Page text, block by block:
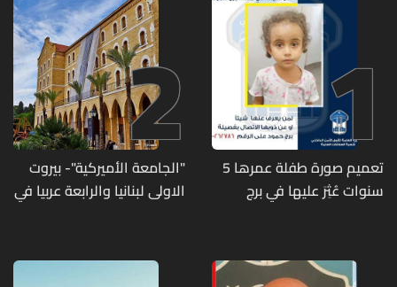
1
تعميم صورة طفلة عمرها 5
سنوات عُثِرَ عليها في برج
2
"الجامعة الأميركية"- بيروت
الاولى لبنانيا والرابعة عربيا في